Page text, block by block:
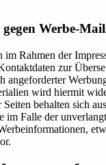
Werbe-
im Rahmen der
zur
angeforderter
wird hiermit
behalten sich
im Falle der